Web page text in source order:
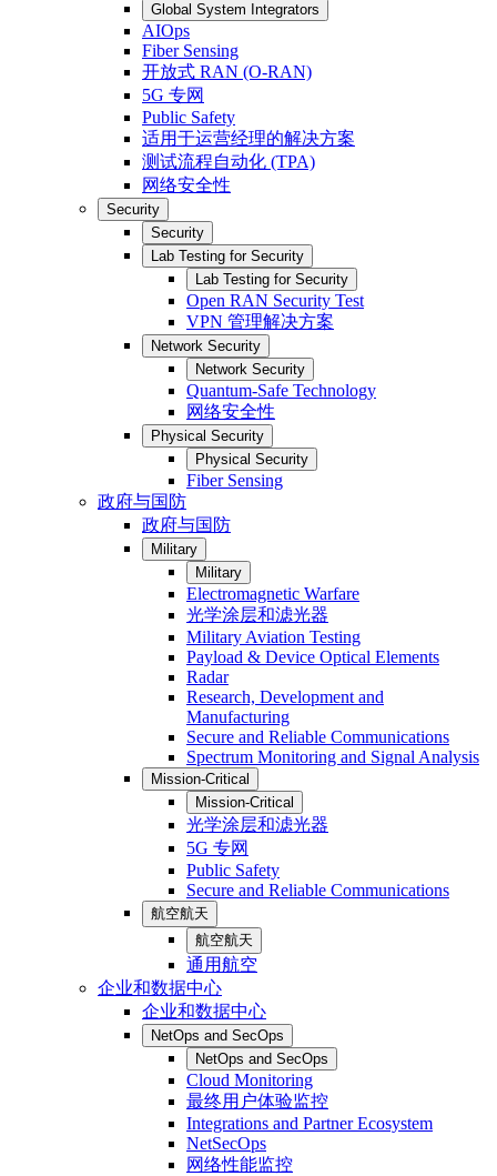
Global System Integrators
AIOps
Fiber Sensing
开放式 RAN (O-RAN)
5G 专网
Public Safety
适用于运营经理的解决方案
测试流程自动化 (TPA)
网络安全性
Security
Security
Lab Testing for Security
Lab Testing for Security
Open RAN Security Test
VPN 管理解决方案
Network Security
Network Security
Quantum-Safe Technology
网络安全性
Physical Security
Physical Security
Fiber Sensing
政府与国防
政府与国防
Military
Military
Electromagnetic Warfare
光学涂层和滤光器
Military Aviation Testing
Payload & Device Optical Elements
Radar
Research, Development and
Manufacturing
Secure and Reliable Communications
Spectrum Monitoring and Signal Analysis
Mission-Critical
Mission-Critical
光学涂层和滤光器
5G 专网
Public Safety
Secure and Reliable Communications
航空航天
航空航天
通用航空
企业和数据中心
企业和数据中心
NetOps and SecOps
NetOps and SecOps
Cloud Monitoring
最终用户体验监控
Integrations and Partner Ecosystem
NetSecOps
网络性能监控